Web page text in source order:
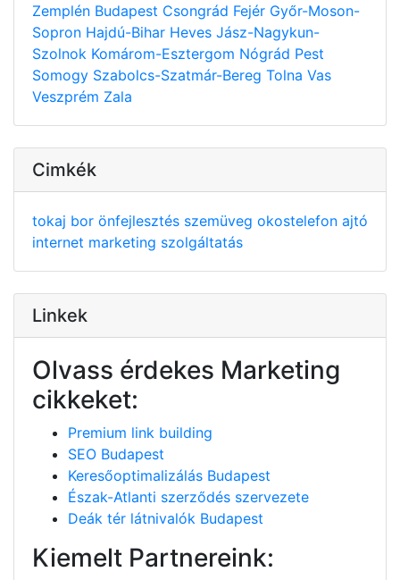
Zemplén Budapest Csongrád Fejér Győr-Moson-
Sopron Hajdú-Bihar Heves Jász-Nagykun-
Szolnok Komárom-Esztergom Nógrád Pest
Somogy Szabolcs-Szatmár-Bereg Tolna Vas
Veszprém Zala
Cimkék
tokaj bor önfejlesztés szemüveg okostelefon ajtó
internet marketing szolgáltatás
Linkek
Olvass érdekes Marketing
cikkeket:
Premium link building
SEO Budapest
Keresőoptimalizálás Budapest
Észak-Atlanti szerződés szervezete
Deák tér látnivalók Budapest
Kiemelt Partnereink: